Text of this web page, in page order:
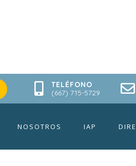
TELÉFONO
(667) 715-5729
NOSOTROS IAP